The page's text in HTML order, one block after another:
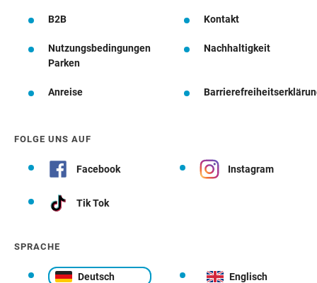
B2B Kontakt
Nutzungsbedingungen
Parken
Nachhaltigkeit
Anreise
FOLGE UNS AUF
Facebook Instagram
Tik Tok
SPRACHE
Deutsch Englisch